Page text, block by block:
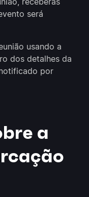
será
usando a
dos detalhes da
por
a